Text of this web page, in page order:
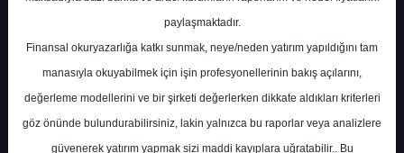
Pazartesi, 10 Haziran 2024 00:00
S.No Dosya Adı İndir
1
tacirler-oyakc-hisse-analiz-
Dosyayı
İndir
paylaşmaktadır.
Finansal okuryazarlığa katkı sunmak, neye/neden yatırım yapıldığını tam
manasıyla okuyabilmek için işin profesyonellerinin bakış açılarını,
değerleme modellerini ve bir şirketi değerlerken dikkate aldıkları kriterleri
göz önünde bulundurabilirsiniz, lakin yalnızca bu raporlar veya analizlere
güvenerek yatırım yapmak sizi maddi kayıplara uğratabilir.. Bu